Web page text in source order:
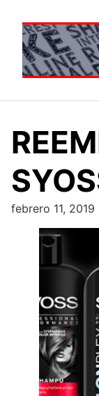
contenido
febrero 11, 2019